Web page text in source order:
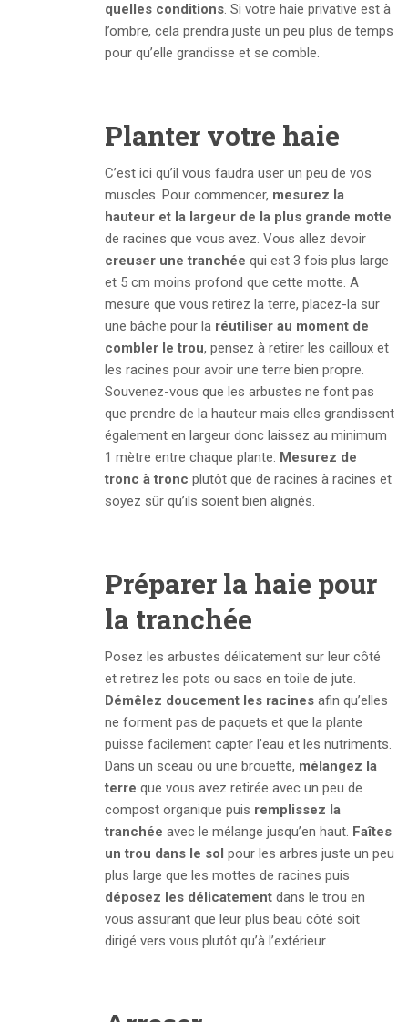
quelles conditions. Si votre haie privative est à
l’ombre, cela prendra juste un peu plus de temps
pour qu’elle grandisse et se comble.
Planter votre haie
C’est ici qu’il vous faudra user un peu de vos
muscles. Pour commencer, mesurez la
hauteur et la largeur de la plus grande motte
de racines que vous avez. Vous allez devoir
creuser une tranchée qui est 3 fois plus large
et 5 cm moins profond que cette motte. A
mesure que vous retirez la terre, placez-la sur
une bâche pour la réutiliser au moment de
combler le trou, pensez à retirer les cailloux et
les racines pour avoir une terre bien propre.
Souvenez-vous que les arbustes ne font pas
que prendre de la hauteur mais elles grandissent
également en largeur donc laissez au minimum
1 mètre entre chaque plante. Mesurez de
tronc à tronc plutôt que de racines à racines et
soyez sûr qu’ils soient bien alignés.
Préparer la haie pour
la tranchée
Posez les arbustes délicatement sur leur côté
et retirez les pots ou sacs en toile de jute.
Démêlez doucement les racines afin qu’elles
ne forment pas de paquets et que la plante
puisse facilement capter l’eau et les nutriments.
Dans un sceau ou une brouette, mélangez la
terre que vous avez retirée avec un peu de
compost organique puis remplissez la
tranchée avec le mélange jusqu’en haut. Faîtes
un trou dans le sol pour les arbres juste un peu
plus large que les mottes de racines puis
déposez les délicatement dans le trou en
vous assurant que leur plus beau côté soit
dirigé vers vous plutôt qu’à l’extérieur.